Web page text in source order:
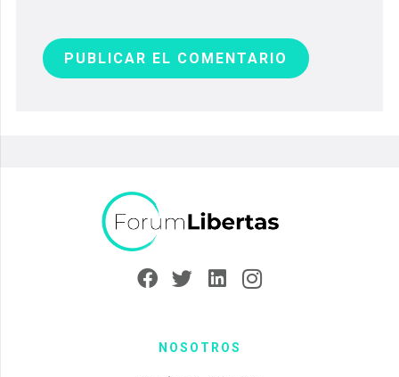
PUBLICAR EL COMENTARIO
NOSOTROS